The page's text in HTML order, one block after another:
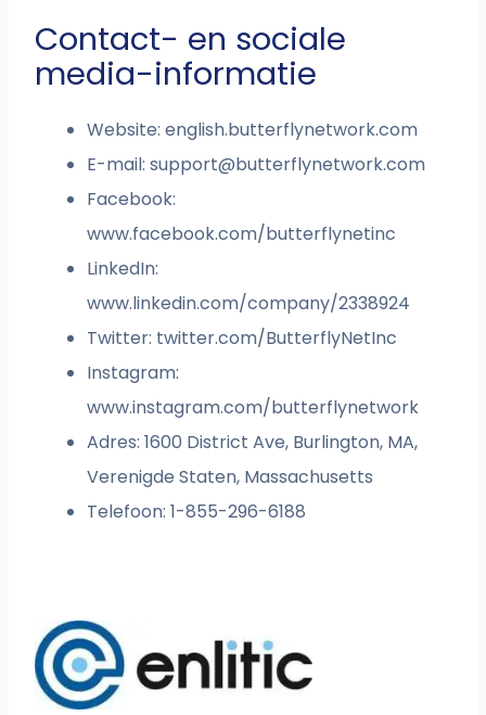
Contact- en sociale
media-informatie
Website: english.butterflynetwork.com
E-mail:support@butterflynetwork.com
Facebook:
www.facebook.com/butterflynetinc
LinkedIn:
www.linkedin.com/company/2338924
Twitter: twitter.com/ButterflyNetInc
Instagram:
www.instagram.com/butterflynetwork
Adres: 1600 District Ave, Burlington, MA,
Verenigde Staten, Massachusetts
Telefoon: 1-855-296-6188